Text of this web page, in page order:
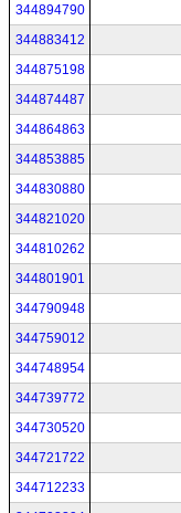
344894790
344883412
344875198
344874487
344864863
344853885
344830880
344821020
344810262
344801901
344790948
344759012
344748954
344739772
344730520
344721722
344712233